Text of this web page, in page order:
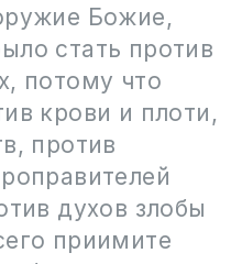
Божие,
стать против
потому что
крови и плоти,
против
духов злобы
приимите